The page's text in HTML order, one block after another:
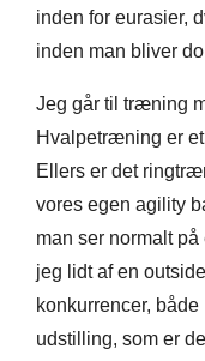
inden for eurasier,
inden man bliver
Jeg går til træning
Hvalpetræning er
Ellers er det
vores egen agility
man ser normalt
jeg lidt af en
konkurrencer,
udstilling, som er